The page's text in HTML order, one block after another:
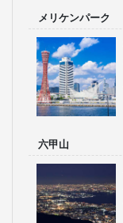
メリケンパーク
六甲山